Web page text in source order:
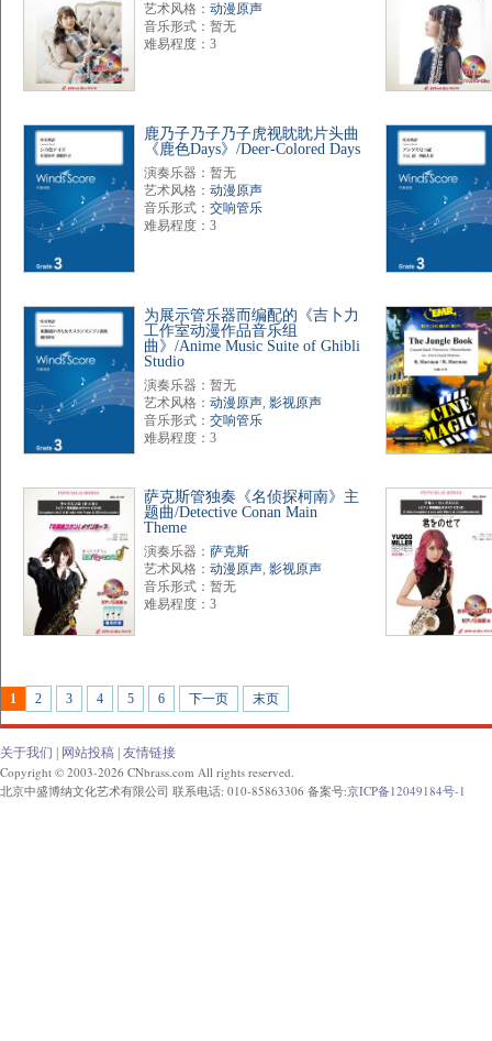
艺术风格： 动漫原声
音乐形式：暂无
难易程度：3
鹿乃子乃子乃子虎视眈眈片头曲
《鹿色Days》/Deer-Colored Days
演奏乐器：暂无
艺术风格： 动漫原声
音乐形式： 交响管乐
难易程度：3
为展示管乐器而编配的《吉卜力
工作室动漫作品音乐组
曲》/Anime Music Suite of Ghibli
Studio
演奏乐器：暂无
艺术风格： 动漫原声, 影视原声
音乐形式： 交响管乐
难易程度：3
萨克斯管独奏《名侦探柯南》主
题曲/Detective Conan Main
Theme
演奏乐器： 萨克斯
艺术风格： 动漫原声, 影视原声
音乐形式：暂无
难易程度：3
1 2 3 4 5 6 下一页 末页
关于我们 网站投稿 友情链接
Copyright © 2003-2026 CNbrass.com All rights reserved.
北京中盛博纳文化艺术有限公司 联系电话: 010-85863306 备案号:京ICP备12049184号-1